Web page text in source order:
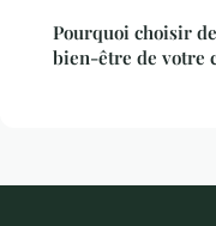
Pourquoi choisir
bien-être de votre